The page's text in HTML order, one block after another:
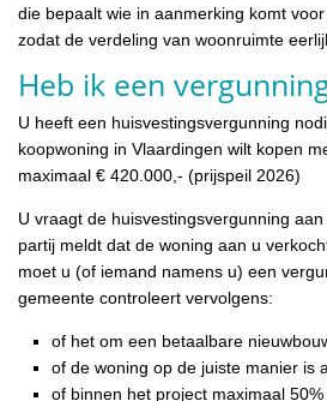
die bepaalt wie in aanmerking komt
zodat de verdeling van woonruimte
Heb ik een
U heeft een huisvestingsvergunning
koopwoning in Vlaardingen wilt kopen
maximaal € 420.000,- (prijspeil 2026)
U vraagt de huisvestingsvergunning
partij meldt dat de woning aan u
moet u (of iemand namens u) een
gemeente controleert vervolgens:
of het om een betaalbare
of de woning op de juiste manier is
of binnen het project maximaal